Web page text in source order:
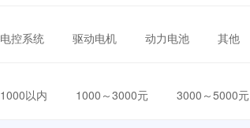
电控系统 驱动电机 动力电池 其他
1000以内 1000～3000元 3000～5000元